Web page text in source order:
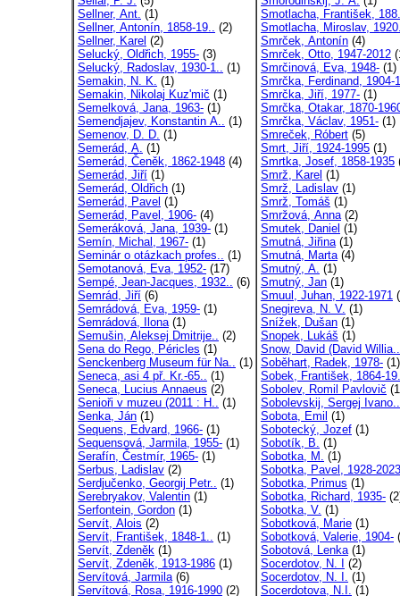
Sellner, Ant. (1)
Sellner, Antonín, 1858-19.. (2)
Sellner, Karel (2)
Selucký, Oldřich, 1955- (3)
Selucký, Radoslav, 1930-1.. (1)
Semakin, N. K. (1)
Semakin, Nikolaj Kuz'mič (1)
Semelková, Jana, 1963- (1)
Semendjajev, Konstantin A.. (1)
Semenov, D. D. (1)
Semerád, A. (1)
Semerád, Čeněk, 1862-1948 (4)
Semerád, Jiří (1)
Semerád, Oldřich (1)
Semerád, Pavel (1)
Semerád, Pavel, 1906- (4)
Semeráková, Jana, 1939- (1)
Semín, Michal, 1967- (1)
Seminár o otázkach profes.. (1)
Semotanová, Eva, 1952- (17)
Sempé, Jean-Jacques, 1932.. (6)
Semrád, Jiří (6)
Semrádová, Eva, 1959- (1)
Semrádová, Ilona(1)
Semušin, Aleksej Dmitrije.. (2)
Sena do Rego, Péricles (1)
Senckenberg Museum für Na.. (1)
Seneca, asi 4 př. Kr.-65.. (1)
Seneca, Lucius Annaeus (2)
Senioři v muzeu (2011 : H.. (1)
Senka, Ján (1)
Sequens, Edvard, 1966- (1)
Sequensová, Jarmila, 1955- (1)
Serafín, Čestmír, 1965- (1)
Serbus, Ladislav (2)
Serdjučenko, Georgij Petr.. (1)
Serebryakov, Valentin (1)
Serfontein, Gordon (1)
Servít, Alois (2)
Servít, František, 1848-1.. (1)
Servít, Zdeněk (1)
Servít, Zdeněk, 1913-1986 (1)
Servítová, Jarmila(6)
Servítová, Rosa, 1916-1990 (2)
Smotlacha, František,
Smotlacha, Miroslav,
Smrček, Antonín (4)
Smrček, Otto, 1947-2012
Smrčinová, Eva, 1948- (1)
Smrčka, Ferdinand, 1904-
Smrčka, Jiří, 1977- (1)
Smrčka, Otakar, 1870-
Smrčka, Václav, 1951- (1)
Smreček, Róbert (5)
Smrt, Jiří, 1924-1995 (1)
Smrtka, Josef, 1858-1935
Smrž, Karel (1)
Smrž, Ladislav (1)
Smrž, Tomáš (1)
Smržová, Anna(2)
Smutek, Daniel (1)
Smutná, Jiřina(1)
Smutná, Marta(4)
Smutný, A. (1)
Smutný, Jan (1)
Smuul, Juhan, 1922-1971
Snegireva, N. V. (1)
Snížek, Dušan (1)
Snopek, Lukáš (1)
Snow, David (David Willia..
Soběhart, Radek, 1978- (1)
Sobek, František, 1864-
Sobolev, Romil Pavlovič
Sobolevskij, Sergej Ivano..
Sobota, Emil (1)
Sobotecký, Jozef (1)
Sobotík, B. (1)
Sobotka, M. (1)
Sobotka, Pavel, 1928-2023
Sobotka, Primus (1)
Sobotka, Richard, 1935-
Sobotka, V. (1)
Sobotková, Marie (1)
Sobotková, Valerie, 1904-
Sobotová, Lenka(1)
Socerdotov, N. I
(2)
Socerdotov, N. I. (1)
Socerdotova, N.I. (1)